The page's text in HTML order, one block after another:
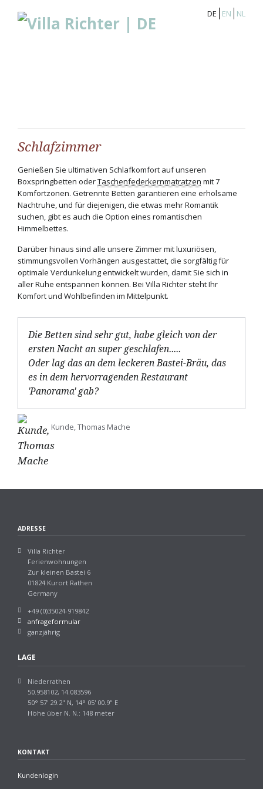
DE EN NL
Schlafzimmer
Genießen Sie ultimativen Schlafkomfort auf unseren
Boxspringbetten oderTaschenfederkernmatratzen mit 7
Komfortzonen. Getrennte Betten garantieren eine erholsame
Nachtruhe, und für diejenigen, die etwas mehr Romantik
suchen, gibt es auch die Option eines romantischen
Himmelbettes.
Darüber hinaus sind alle unsere Zimmer mit luxuriösen,
stimmungsvollen Vorhängen ausgestattet, die sorgfältig für
optimale Verdunkelung entwickelt wurden, damit Sie sich in
aller Ruhe entspannen können. Bei Villa Richter steht Ihr
Komfort und Wohlbefinden im Mittelpunkt.
Die Betten sind sehr gut, habe gleich von der
ersten Nacht an super geschlafen.....
Oder lag das an dem leckeren Bastei-Bräu, das
es in dem hervorragenden Restaurant
'Panorama' gab?
Kunde, Thomas Mache
ADRESSE
Villa Richter
Ferienwohnungen
Zur kleinen Bastei 6
01824 Kurort Rathen
Germany
+49 (0)35024-919842
anfrageformular
ganzjährig
LAGE
Niederrathen
50.958102, 14.083596
50° 57' 29.2" N, 14° 05' 00.9" E
Höhe über N. N.: 148 meter
KONTAKT
Kundenlogin